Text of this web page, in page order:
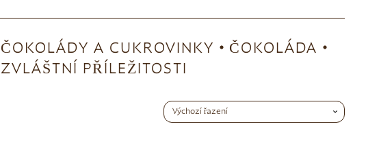
ČOKOLÁDY A CUKROVINKY
ČOKOLÁDA
ZVLÁŠTNÍ PŘÍLEŽITOSTI